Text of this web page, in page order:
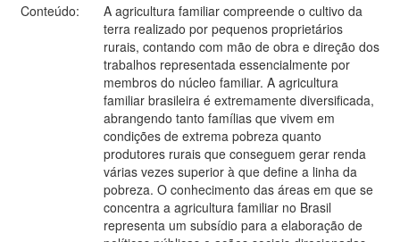
Conteúdo:
A agricultura familiar compreende o cultivo da
terra realizado por pequenos proprietários
rurais, contando com mão de obra e direção dos
trabalhos representada essencialmente por
membros do núcleo familiar. A agricultura
familiar brasileira é extremamente diversificada,
abrangendo tanto famílias que vivem em
condições de extrema pobreza quanto
produtores rurais que conseguem gerar renda
várias vezes superior à que define a linha da
pobreza. O conhecimento das áreas em que se
concentra a agricultura familiar no Brasil
representa um subsídio para a elaboração de